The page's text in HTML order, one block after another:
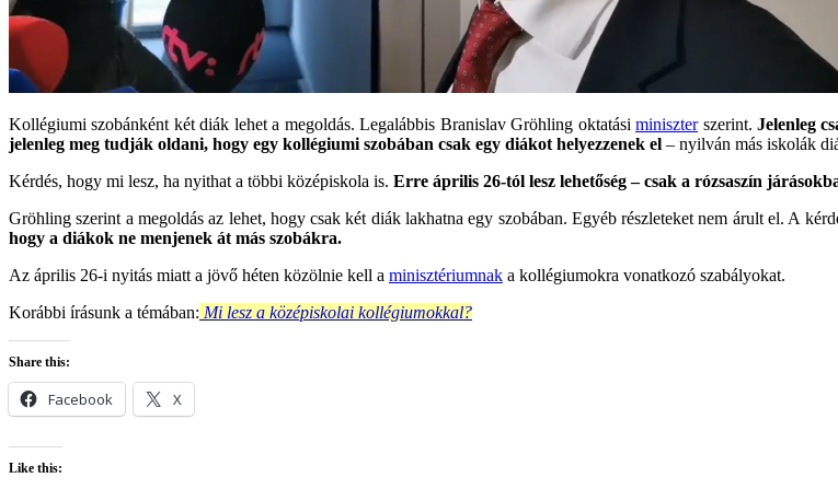
Kollégiumi szobánként két diák lehet a megoldás. Legalábbis Branislav Gröhling oktatásiminiszterszerint. Jelenleg
jelenleg meg tudják oldani, hogy egy kollégiumi szobában csak egy diákot helyezzenek el – nyilván más iskolák
Kérdés, hogy mi lesz, ha nyithat a többi középiskola is. Erre április 26-tól lesz lehetőség – csak a rózsaszín
Gröhling szerint a megoldás az lehet, hogy csak két diák lakhatna egy szobában. Egyéb részleteket nem árult el. A
hogy a diákok ne menjenek át más szobákra.
Az április 26-i nyitás miatt a jövő héten közölnie kell a minisztériumnak a kollégiumokra vonatkozó szabályokat.
Korábbi írásunk a témában: Mi lesz a középiskolai kollégiumokkal?
Share this:
Facebook X
Like this: